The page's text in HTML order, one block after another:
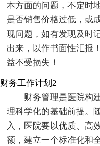
本方面的问题，不定时
是否销售价格过低，或
现问题，如有发现及时
出来，以作书面性汇报
益不受损失！
财务工作计划2
财务管理是医院构
理科学化的基础前提。
入，医院要以优质、高
额，建立一个标准化和